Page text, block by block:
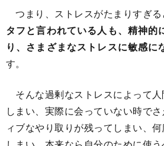
つまり、ストレスがたまりすぎる
タフと言われている人も、精神的
り、さまざまなストレスに敏感に
す。
そんな過剰なストレスによって
しまい、実際に会っていない時で
ィブなやり取りが残ってしまい、